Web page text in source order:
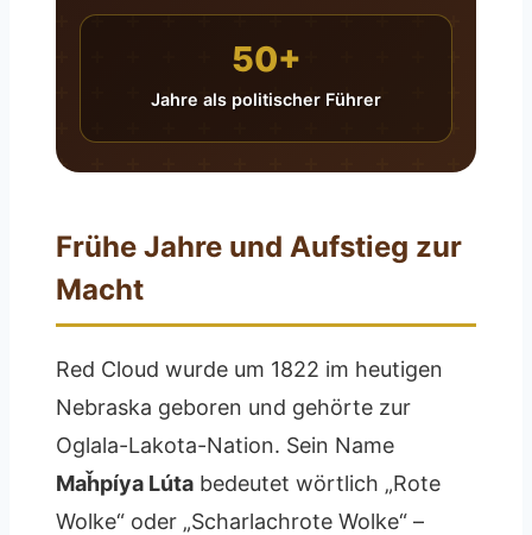
50+
Jahre als politischer Führer
Frühe Jahre und Aufstieg zur
Macht
Red Cloud wurde um 1822 im heutigen
Nebraska geboren und gehörte zur
Oglala-Lakota-Nation. Sein Name
Maȟpíya Lúta bedeutet wörtlich „Rote
Wolke“ oder „Scharlachrote Wolke“ –